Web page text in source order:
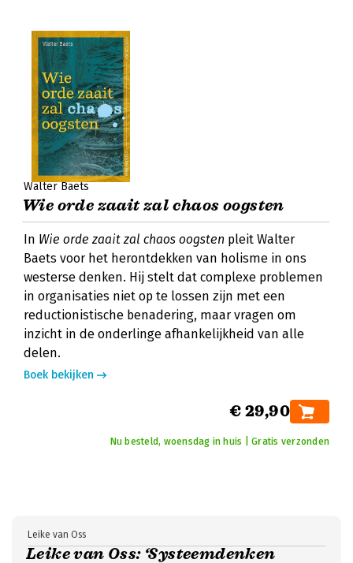
Walter Baets
Wie orde zaait zal chaos oogsten
In Wie orde zaait zal chaos oogsten pleit Walter
Baets voor het herontdekken van holisme in ons
westerse denken. Hij stelt dat complexe problemen
in organisaties niet op te lossen zijn met een
reductionistische benadering, maar vragen om
inzicht in de onderlinge afhankelijkheid van alle
delen.
Boek bekijken
€ 29,90
Nu besteld, woensdag in huis | Gratis verzonden
Leike van Oss: ‘Systeemdenken
Leike van Oss